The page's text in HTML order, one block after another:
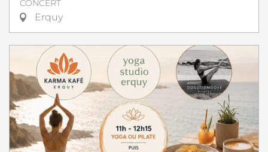
CONCERT
Erquy